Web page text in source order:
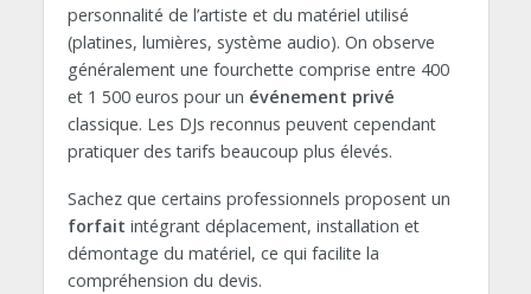
personnalité de l’artiste et du matériel utilisé
(platines, lumières, système audio). On observe
généralement une fourchette comprise entre 400
et 1 500 euros pour un événement privé
classique. Les DJs reconnus peuvent cependant
pratiquer des tarifs beaucoup plus élevés.
Sachez que certains professionnels proposent un
forfait intégrant déplacement, installation et
démontage du matériel, ce qui facilite la
compréhension du devis.